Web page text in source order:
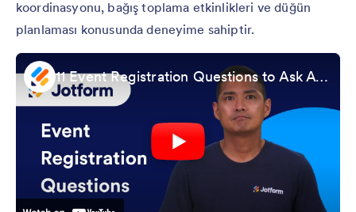
koordinasyonu, bağış toplama etkinlikleri ve düğün
planlaması konusunda deneyime sahiptir.
11 Event Registration Questions to Ask Attendees